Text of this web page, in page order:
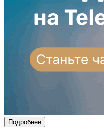
Подробнее